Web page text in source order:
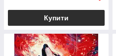
Купити